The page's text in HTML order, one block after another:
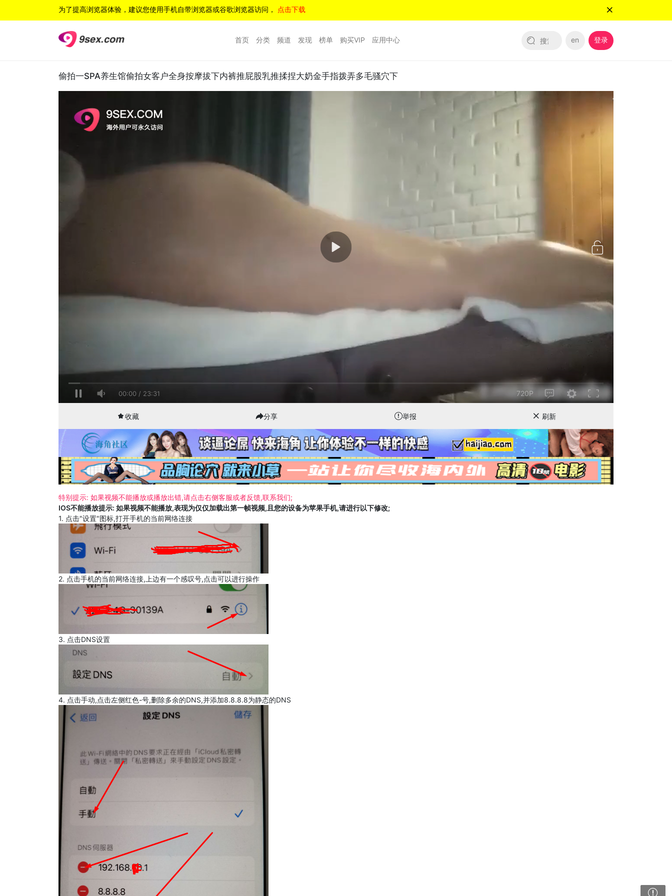
为了提高浏览器体验，建议您使用手机自带浏览器或谷歌浏览器访问， 点击下载
首页 分类 频道 发现 榜单 购买VIP 应用中心 en 登录
偷拍一SPA养生馆偷拍女客户全身按摩拔下内裤推屁股乳推揉捏大奶金手指拨弄多毛骚穴下
00:00 23:31 720P
收藏 分享 举报 刷新
特别提示: 如果视频不能播放或播放出错,请点击右侧客服或者反馈,联系我们;
IOS不能播放提示: 如果视频不能播放,表现为仅仅加载出第一帧视频,且您的设备为苹果手机,请进行以下修改;
1. 点击"设置"图标,打开手机的当前网络连接
2. 点击手机的当前网络连接,上边有一个感叹号,点击可以进行操作
3. 点击DNS设置
4. 点击手动,点击左侧红色-号,删除多余的DNS,并添加8.8.8.8为静态的DNS